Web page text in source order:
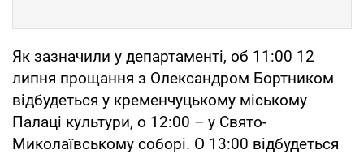
Як зазначили у департаменті, об 11:00 12
липня прощання з Олександром Бортником
відбудеться у кременчуцькому міському
Палаці культури, о 12:00 – у Свято-
Миколаївському соборі. О 13:00 відбудеться